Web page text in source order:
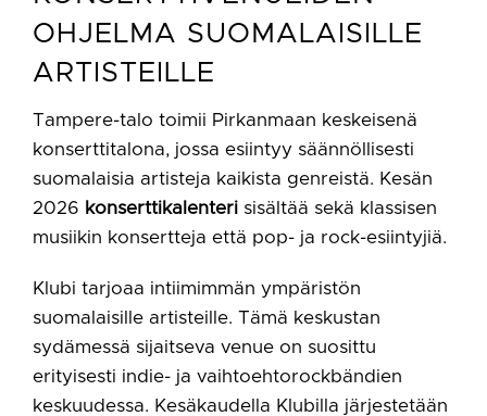
OHJELMA SUOMALAISILLE
ARTISTEILLE
Tampere-talo toimii Pirkanmaan keskeisenä
konserttitalona, jossa esiintyy säännöllisesti
suomalaisia artisteja kaikista genreistä. Kesän
2026 konserttikalenteri sisältää sekä klassisen
musiikin konsertteja että pop- ja rock-esiintyjiä.
Klubi tarjoaa intiimimmän ympäristön
suomalaisille artisteille. Tämä keskustan
sydämessä sijaitseva venue on suosittu
erityisesti indie- ja vaihtoehtorockbändien
keskuudessa. Kesäkaudella Klubilla järjestetään